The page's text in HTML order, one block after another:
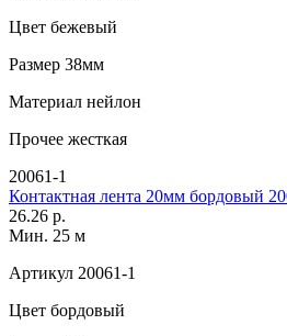
Цвет бежевый
Размер 38мм
Материал нейлон
Прочее жесткая
20061-1
Контактная лента 20мм бордовый
26.26 р.
Мин. 25 м
Артикул 20061-1
Цвет бордовый